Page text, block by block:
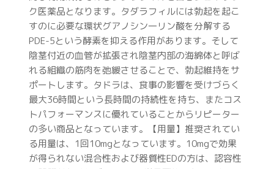
ク医薬品となります。タダラフィルには勃起を起こ
すのに必要な環状グアノシン一リン酸を分解する
PDE-5という酵素を抑える作用があります。そして
陰茎付近の血管が拡張され陰茎内部の海綿体と呼ば
れる組織の筋肉を弛緩させることで、勃起維持をサ
ポートします。タドラは、食事の影響を受けづらく
最大36時間という長時間の持続性を持ち、またコス
トパフォーマンスに優れていることからリピーター
の多い商品となっています。【用量】推奨されてい
る用量は、1回10mgとなっています。10mgで効果
が得られない混合性および器質性EDの方は、認容性